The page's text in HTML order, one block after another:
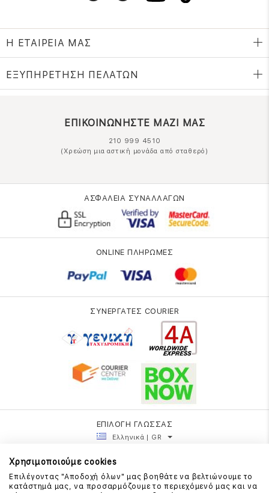
Η ΕΤΑΙΡΕΙΑ ΜΑΣ
ΕΞΥΠΗΡΕΤΗΣΗ ΠΕΛΑΤΩΝ
ΕΠΙΚΟΙΝΩΝΗΣΤΕ ΜΑΖΙ ΜΑΣ
210 999 4510
(Χρεώση μια αστική μονάδα από σταθερό)
ΑΣΦΑΛΕΙΑ ΣΥΝΑΛΛΑΓΩΝ
ONLINE ΠΛΗΡΩΜΕΣ
ΣΥΝΕΡΓΑΤΕΣ COURIER
ΕΠΙΛΟΓΗ ΓΛΩΣΣΑΣ
Ελληνικά | GR
Χρησιμοποιούμε cookies
Επιλέγοντας "Αποδοχή όλων" μας βοηθάτε να βελτιώνουμε το
κατάστημά μας, να προσαρμόζουμε το περιεχόμενό μας και να